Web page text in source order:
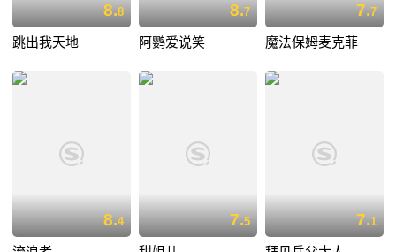
8.8
跳出我天地
8.7
阿鹦爱说笑
7.7
魔法保姆麦克菲
8.4 7.5 7.1